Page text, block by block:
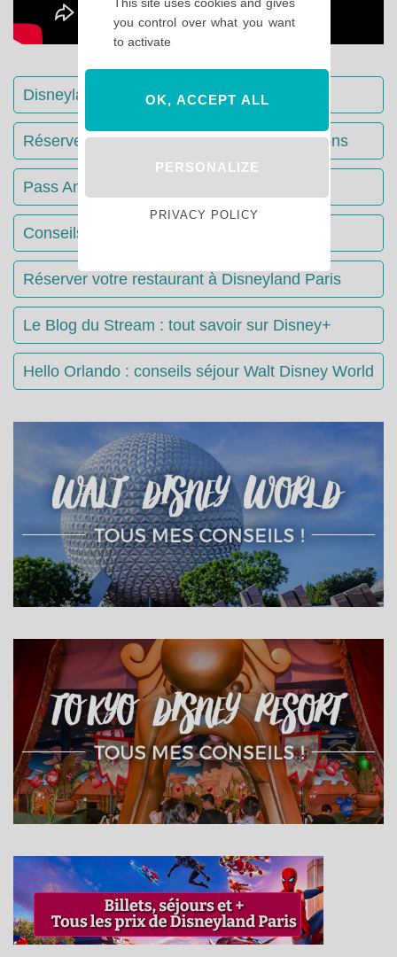
Disneyland Paris : Le guide complet
Réserver votre séjour : toutes les informations
Pass Annuels Disney : informations
Conseils & Astuces Disneyland Paris
Réserver votre restaurant à Disneyland Paris
Le Blog du Stream : tout savoir sur Disney+
Hello Orlando : conseils séjour Walt Disney World
you control over what you want
to activate
OK, ACCEPT ALL
PERSONALIZE
PRIVACY POLICY